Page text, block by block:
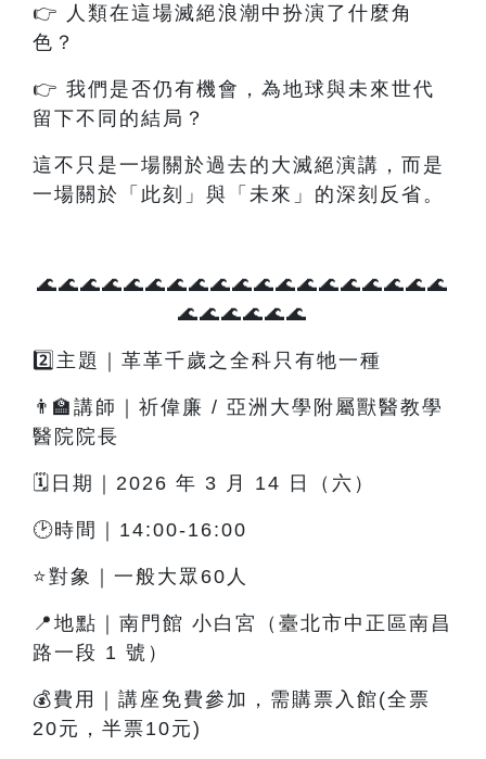
👉 人類在這場滅絕浪潮中扮演了什麼角
色？
👉 我們是否仍有機會，為地球與未來世代
留下不同的結局？
這不只是一場關於過去的大滅絕演講，而是
一場關於「此刻」與「未來」的深刻反省。
🌊🌊🌊🌊🌊🌊🌊🌊🌊🌊🌊🌊🌊🌊🌊🌊🌊🌊🌊
🌊🌊🌊🌊🌊🌊
2️⃣主題｜革革千歲之全科只有牠一種
👨‍🏫講師｜祈偉廉 / 亞洲大學附屬獸醫教學
醫院院長
🗓️日期｜2026 年 3 月 14 日（六）
🕑時間｜14:00-16:00
⭐對象｜一般大眾60人
📍地點｜南門館 小白宮（臺北市中正區南昌
路一段 1 號）
💰費用｜講座免費參加，需購票入館(全票
20元，半票10元)